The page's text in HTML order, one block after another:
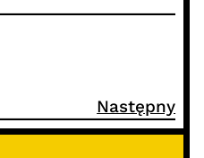
Następny